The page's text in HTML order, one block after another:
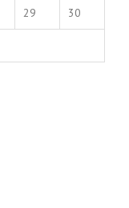
29 30